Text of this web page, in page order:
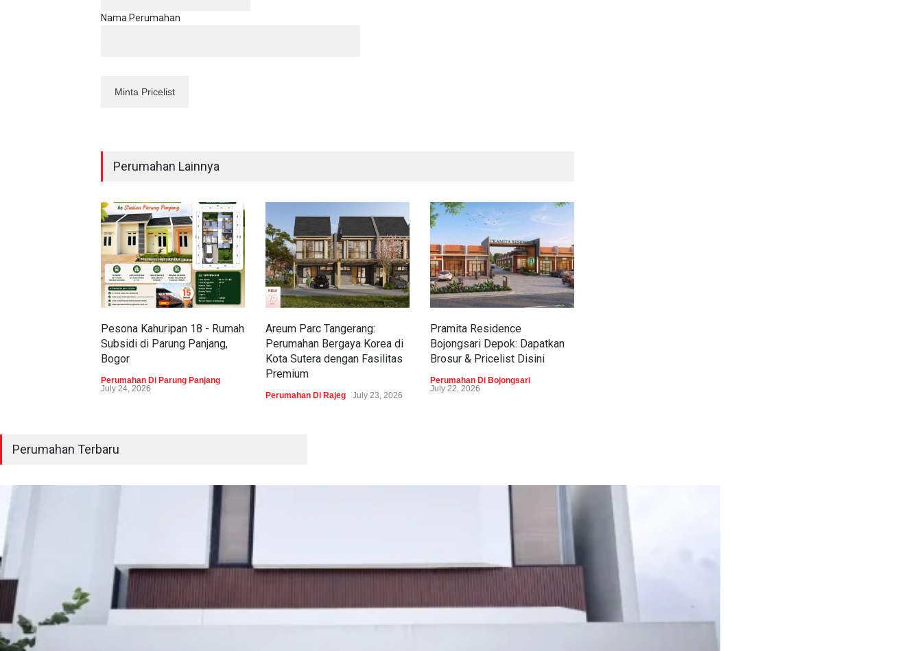
Nama Perumahan
Perumahan Lainnya
Pesona Kahuripan 18 - Rumah
Subsidi di Parung Panjang,
Bogor
Perumahan Di Parung Panjang
July 24, 2026
Areum Parc Tangerang:
Perumahan Bergaya Korea di
Kota Sutera dengan Fasilitas
Premium
Perumahan Di Rajeg July 23, 2026
Pramita Residence
Bojongsari Depok: Dapatkan
Brosur & Pricelist Disini
Perumahan Di Bojongsari
July 22, 2026
Perumahan Terbaru